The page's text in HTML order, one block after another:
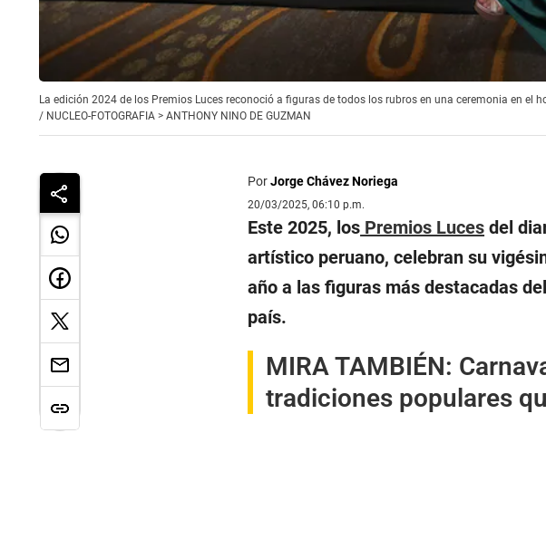
La edición 2024 de los Premios Luces reconoció a figuras de todos los rubros en una ceremonia en el
/ NUCLEO-FOTOGRAFIA > ANTHONY NINO DE GUZMAN
PorJorge Chávez Noriega
20/03/2025, 06:10 p.m.
Este 2025, los Premios Luces del
artístico peruano, celebran su
año a las figuras más destacadas
país.
MIRA TAMBIÉN:
tradiciones populares